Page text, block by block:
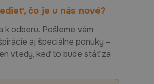
čo je u nás nové?
k odberu. Pošleme vám
aj špeciálne ponuky –
vtedy, keď to bude stáť za